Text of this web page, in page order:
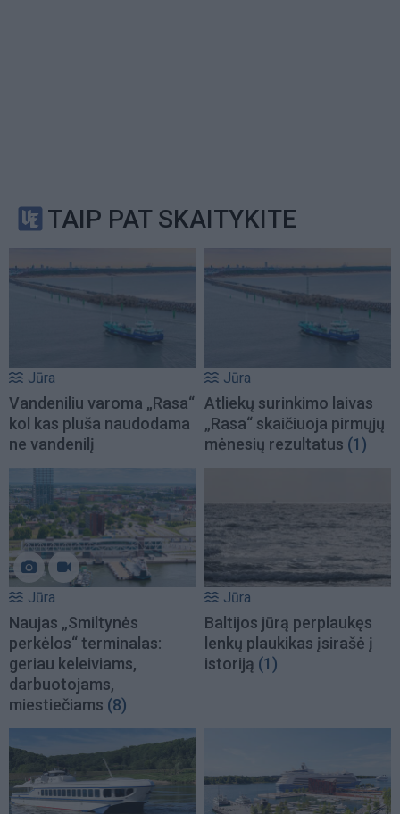
TAIP PAT SKAITYKITE
Jūra
Vandeniliu varoma „Rasa“
kol kas pluša naudodama
ne vandenilį
Jūra
Atliekų surinkimo laivas
„Rasa“ skaičiuoja pirmųjų
mėnesių rezultatus (1)
Jūra
Naujas „Smiltynės
perkėlos“ terminalas:
geriau keleiviams,
darbuotojams,
miestiečiams (8)
Jūra
Baltijos jūrą perplaukęs
lenkų plaukikas įsirašė į
istoriją (1)